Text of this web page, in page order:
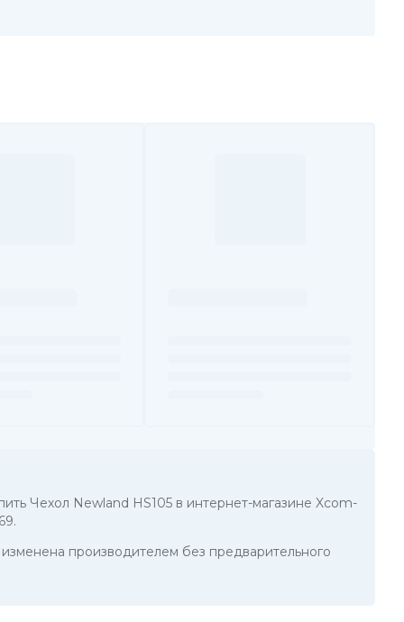
Чехол Newland HS105 в интернет-магазине Xcom-
.
производителем без предварительного